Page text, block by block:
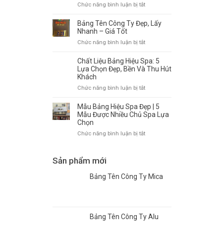
Đẹp,
Giá
Mica
2
Đẹp,
Trọng,
Giá
Chức năng bình luận bị tắtở
Tên
Công
Uy
|
Mẫu
Báo
Nhanh
Bảng Tên Công Ty Đẹp, Lấy
Nhanh – Giá Tốt
Chức năng bình luận bị tắtở
Tên
Công
–
Giá
Chất Liệu Bảng Hiệu Spa: 5
Lựa Chọn Đẹp, Bền Và Thu Hút
Khách
Chức năng bình luận bị tắtở
Liệu
Bảng
Và
Mẫu Bảng Hiệu Spa Đẹp | 5
Mẫu Được Nhiều Chủ Spa Lựa
Chọn
Chức năng bình luận bị tắtở
Đẹp
Nhiều
Sản phẩm mới
Bảng Tên Công Ty Mica
Bảng Tên Công Ty Alu